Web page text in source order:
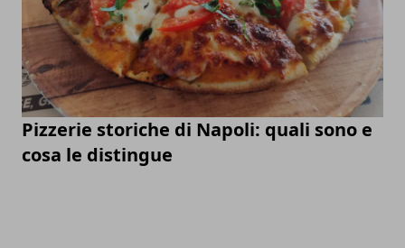
Pizzerie storiche di Napoli: quali sono e
cosa le distingue